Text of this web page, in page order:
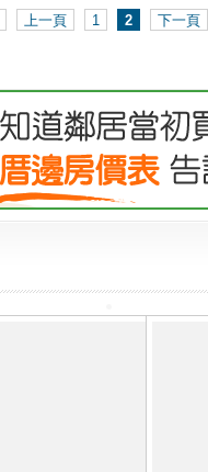
上一頁 1 2 下一頁